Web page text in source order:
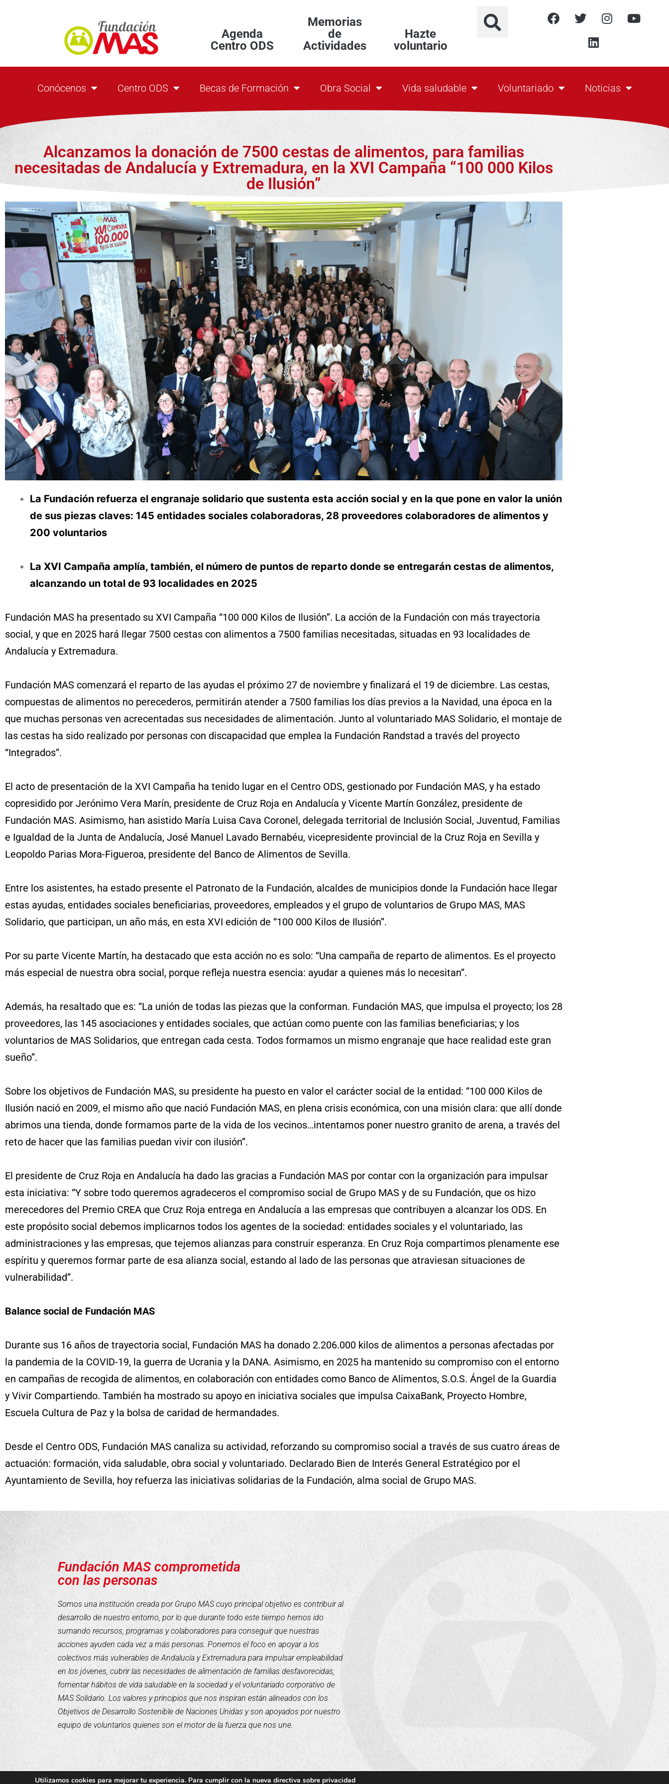
Agenda
Centro ODS
Memorias
de
Actividades
Hazte
voluntario
Conócenos Centro ODS Becas de Formación Obra Social Vida saludable Voluntariado Noticias
Alcanzamos la donación de 7500 cestas de alimentos, para familias
necesitadas de Andalucía y Extremadura, en la XVI Campaña “100 000 Kilos
de Ilusión”
La Fundación refuerza el engranaje solidario que sustenta esta acción social y en la que pone en valor la unión
de sus piezas claves: 145 entidades sociales colaboradoras, 28 proveedores colaboradores de alimentos y
200 voluntarios
La XVI Campaña amplía, también, el número de puntos de reparto donde se entregarán cestas de alimentos,
alcanzando un total de 93 localidades en 2025
Fundación MAS ha presentado su XVI Campaña “100 000 Kilos de Ilusión”. La acción de la Fundación con más trayectoria
social, y que en 2025 hará llegar 7500 cestas con alimentos a 7500 familias necesitadas, situadas en 93 localidades de
Andalucía y Extremadura.
Fundación MAS comenzará el reparto de las ayudas el próximo 27 de noviembre y finalizará el 19 de diciembre. Las cestas,
compuestas de alimentos no perecederos, permitirán atender a 7500 familias los días previos a la Navidad, una época en la
que muchas personas ven acrecentadas sus necesidades de alimentación. Junto al voluntariado MAS Solidario, el montaje de
las cestas ha sido realizado por personas con discapacidad que emplea la Fundación Randstad a través del proyecto
“Integrados”.
El acto de presentación de la XVI Campaña ha tenido lugar en el Centro ODS, gestionado por Fundación MAS, y ha estado
copresidido por Jerónimo Vera Marín, presidente de Cruz Roja en Andalucía y Vicente Martín González, presidente de
Fundación MAS. Asimismo, han asistido María Luisa Cava Coronel, delegada territorial de Inclusión Social, Juventud, Familias
e Igualdad de la Junta de Andalucía, José Manuel Lavado Bernabéu, vicepresidente provincial de la Cruz Roja en Sevilla y
Leopoldo Parias Mora-Figueroa, presidente del Banco de Alimentos de Sevilla.
Entre los asistentes, ha estado presente el Patronato de la Fundación, alcaldes de municipios donde la Fundación hace llegar
estas ayudas, entidades sociales beneficiarias, proveedores, empleados y el grupo de voluntarios de Grupo MAS, MAS
Solidario, que participan, un año más, en esta XVI edición de “100 000 Kilos de Ilusión”.
Por su parte Vicente Martín, ha destacado que esta acción no es solo: “Una campaña de reparto de alimentos. Es el proyecto
más especial de nuestra obra social, porque refleja nuestra esencia: ayudar a quienes más lo necesitan”.
Además, ha resaltado que es: “La unión de todas las piezas que la conforman. Fundación MAS, que impulsa el proyecto; los 28
proveedores, las 145 asociaciones y entidades sociales, que actúan como puente con las familias beneficiarias; y los
voluntarios de MAS Solidarios, que entregan cada cesta. Todos formamos un mismo engranaje que hace realidad este gran
sueño”.
Sobre los objetivos de Fundación MAS, su presidente ha puesto en valor el carácter social de la entidad: “100 000 Kilos de
Ilusión nació en 2009, el mismo año que nació Fundación MAS, en plena crisis económica, con una misión clara: que allí donde
abrimos una tienda, donde formamos parte de la vida de los vecinos…intentamos poner nuestro granito de arena, a través del
reto de hacer que las familias puedan vivir con ilusión”.
El presidente de Cruz Roja en Andalucía ha dado las gracias a Fundación MAS por contar con la organización para impulsar
esta iniciativa: “Y sobre todo queremos agradeceros el compromiso social de Grupo MAS y de su Fundación, que os hizo
merecedores del Premio CREA que Cruz Roja entrega en Andalucía a las empresas que contribuyen a alcanzar los ODS. En
este propósito social debemos implicarnos todos los agentes de la sociedad: entidades sociales y el voluntariado, las
administraciones y las empresas, que tejemos alianzas para construir esperanza. En Cruz Roja compartimos plenamente ese
espíritu y queremos formar parte de esa alianza social, estando al lado de las personas que atraviesan situaciones de
vulnerabilidad”.
Balance social de Fundación MAS
Durante sus 16 años de trayectoria social, Fundación MAS ha donado 2.206.000 kilos de alimentos a personas afectadas por
la pandemia de la COVID-19, la guerra de Ucrania y la DANA. Asimismo, en 2025 ha mantenido su compromiso con el entorno
en campañas de recogida de alimentos, en colaboración con entidades como Banco de Alimentos, S.O.S. Ángel de la Guardia
y Vivir Compartiendo. También ha mostrado su apoyo en iniciativa sociales que impulsa CaixaBank, Proyecto Hombre,
Escuela Cultura de Paz y la bolsa de caridad de hermandades.
Desde el Centro ODS, Fundación MAS canaliza su actividad, reforzando su compromiso social a través de sus cuatro áreas de
actuación: formación, vida saludable, obra social y voluntariado. Declarado Bien de Interés General Estratégico por el
Ayuntamiento de Sevilla, hoy refuerza las iniciativas solidarias de la Fundación, alma social de Grupo MAS.
Fundación MAS comprometida
con las personas
Somos una institución creada por Grupo MAS cuyo principal objetivo es contribuir al
desarrollo de nuestro entorno, por lo que durante todo este tiempo hemos ido
sumando recursos, programas y colaboradores para conseguir que nuestras
acciones ayuden cada vez a más personas. Ponemos el foco en apoyar a los
colectivos más vulnerables de Andalucía y Extremadura para impulsar empleabilidad
en los jóvenes, cubrir las necesidades de alimentación de familias desfavorecidas,
fomentar hábitos de vida saludable en la sociedad y el voluntariado corporativo de
MAS Solidario. Los valores y principios que nos inspiran están alineados con los
Objetivos de Desarrollo Sostenible de Naciones Unidas y son apoyados por nuestro
equipo de voluntarios quienes son el motor de la fuerza que nos une.
Utilizamos cookies para mejorar tu experiencia. Para cumplir con la nueva directiva sobre privacidad